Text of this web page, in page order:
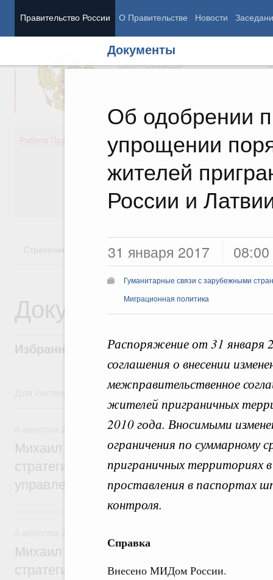
Правительство России О Правительстве Новости
Документы
Об одобрении
упрощении
жителей
России и
31 января 2017 08:00
Гуманитарные связи с зарубежными
Миграционная политика
Распоряжение от 31
соглашения о внесении
межправительственное
жителей приграничных
2010 года. Вносимыми
ограничения по суммарному
приграничных территориях
проставления в паспортах
контроля.
Справка
Внесено МИДом России.
Председатель Правительства
Вице-премьеры
Работа Правительства
Демография
Здоровье
Образование
Культура
Государство
Стратегии Государственные программы
Документы
Избранные документы со справками к
Для системного поиска перейдите в раздел "Поиск по
6 августа, четверг
Технологическое развитие. Инновации
Михаил Мишустин дал поручения по
стратегической сессии о
управления научно-технологическим
Михаил Мишустин дал поручения по
стратегической сессии, посвящённой